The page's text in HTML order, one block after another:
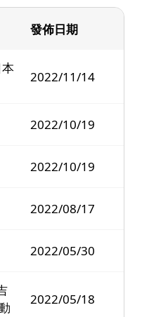
發佈日期
2022/11/14
2022/10/19
2022/10/19
2022/08/17
2022/05/30
2022/05/18